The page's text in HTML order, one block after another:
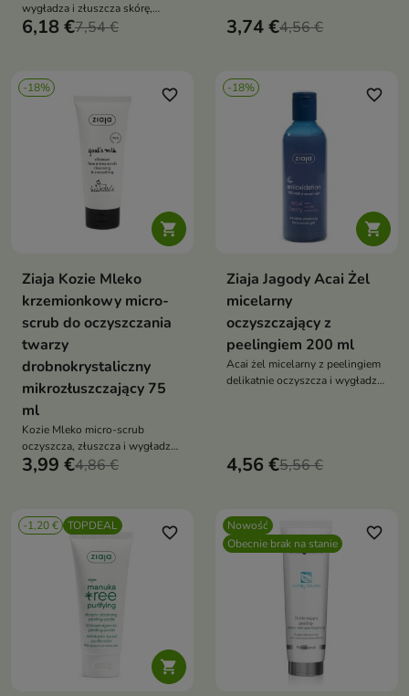
wygładza i złuszcza skórę,
przygotowując ją do zabiegu i
6,18 €7,54 € 3,74 €4,56 €
-18%

favorite_border
Ziaja Kozie Mleko
krzemionkowy micro-
scrub do oczyszczania
twarzy
drobnokrystaliczny
mikrozłuszczający 75
ml
Kozie Mleko micro-scrub
oczyszcza, złuszcza i wygładza
skórę. Zawiera krzemionkę,
3,99 €4,86 €
-18%

favorite_border
Ziaja Jagody Acai Żel
micelarny
oczyszczający z
peelingiem 200 ml
Acai żel micelarny z peelingiem
delikatnie oczyszcza i wygładza
4,56 €5,56 €
-1,20 € TOPDEAL

favorite_border
Nowość
Obecnie brak na stanie
favorite_border